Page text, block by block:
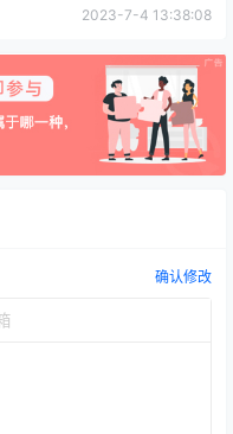
2023-7-4 13:38:08
确认修改